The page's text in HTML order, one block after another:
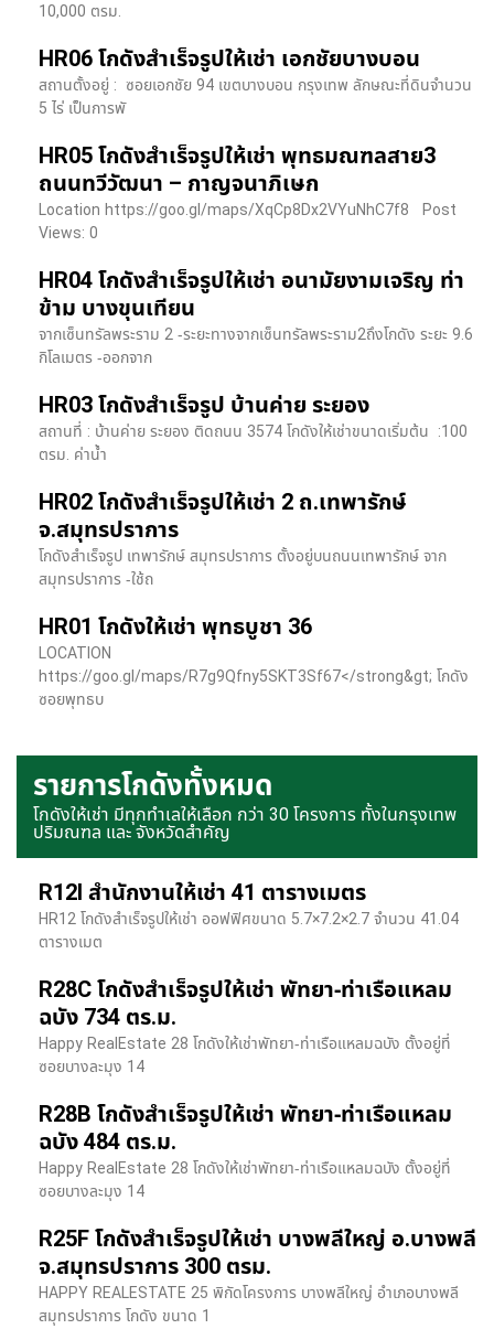
10,000 ตรม.
HR06 โกดังสำเร็จรูปให้เช่า เอกชัยบางบอน
สถานตั้งอยู่ : ซอยเอกชัย 94 เขตบางบอน กรุงเทพ ลักษณะที่ดินจำนวน
5 ไร่ เป็นการพั
HR05 โกดังสำเร็จรูปให้เช่า พุทธมณฑลสาย3
ถนนทวีวัฒนา – กาญจนาภิเษก
Location https://goo.gl/maps/XqCp8Dx2VYuNhC7f8 Post
Views: 0
HR04 โกดังสำเร็จรูปให้เช่า อนามัยงามเจริญ ท่า
ข้าม บางขุนเทียน
จากเซ็นทรัลพระราม 2 -ระยะทางจากเซ็นทรัลพระราม2ถึงโกดัง ระยะ 9.6
กิโลเมตร -ออกจาก
HR03 โกดังสำเร็จรูป บ้านค่าย ระยอง
สถานที่ : บ้านค่าย ระยอง ติดถนน 3574 โกดังให้เช่าขนาดเริ่มต้น :100
ตรม. ค่าน้ำ
HR02 โกดังสำเร็จรูปให้เช่า 2 ถ.เทพารักษ์
จ.สมุทรปราการ
โกดังสำเร็จรูป เทพารักษ์ สมุทรปราการ ตั้งอยู่บนถนนเทพารักษ์ จาก
สมุทรปราการ -ใช้ถ
HR01 โกดังให้เช่า พุทธบูชา 36
LOCATION
https://goo.gl/maps/R7g9Qfny5SKT3Sf67</strong&gt; โกดัง
ซอยพุทธบ
รายการโกดังทั้งหมด
โกดังให้เช่า มีทุกทำเลให้เลือก กว่า 30 โครงการ ทั้งในกรุงเทพ
ปริมณฑล และ จังหวัดสำคัญ
R12I สำนักงานให้เช่า 41 ตารางเมตร
HR12 โกดังสำเร็จรูปให้เช่า ออฟฟิศขนาด 5.7×7.2×2.7 จำนวน 41.04
ตารางเมต
R28C โกดังสำเร็จรูปให้เช่า พัทยา-ท่าเรือแหลม
ฉบัง 734 ตร.ม.
Happy RealEstate 28 โกดังให้เช่าพัทยา-ท่าเรือแหลมฉบัง ตั้งอยู่ที่
ซอยบางละมุง 14
R28B โกดังสำเร็จรูปให้เช่า พัทยา-ท่าเรือแหลม
ฉบัง 484 ตร.ม.
Happy RealEstate 28 โกดังให้เช่าพัทยา-ท่าเรือแหลมฉบัง ตั้งอยู่ที่
ซอยบางละมุง 14
R25F โกดังสำเร็จรูปให้เช่า บางพลีใหญ่ อ.บางพลี
จ.สมุทรปราการ 300 ตรม.
HAPPY REALESTATE 25 พิกัดโครงการ บางพลีใหญ่ อำเภอบางพลี
สมุทรปราการ โกดัง ขนาด 1